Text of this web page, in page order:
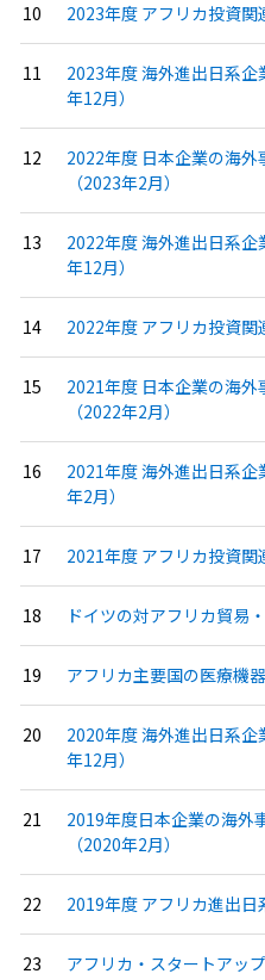
2023年度 アフリカ投資関
2023年度 海外進出日系
年12月）
2022年度 日本企業の海
（2023年2月）
2022年度 海外進出日系
年12月）
2022年度 アフリカ投資関
2021年度 日本企業の海
（2022年2月）
2021年度 海外進出日系
年2月）
2021年度 アフリカ投資関
ドイツの対アフリカ貿易
アフリカ主要国の医療機
2020年度 海外進出日系
年12月）
2019年度日本企業の海外
（2020年2月）
2019年度 アフリカ進出日
アフリカ・スタートアッ